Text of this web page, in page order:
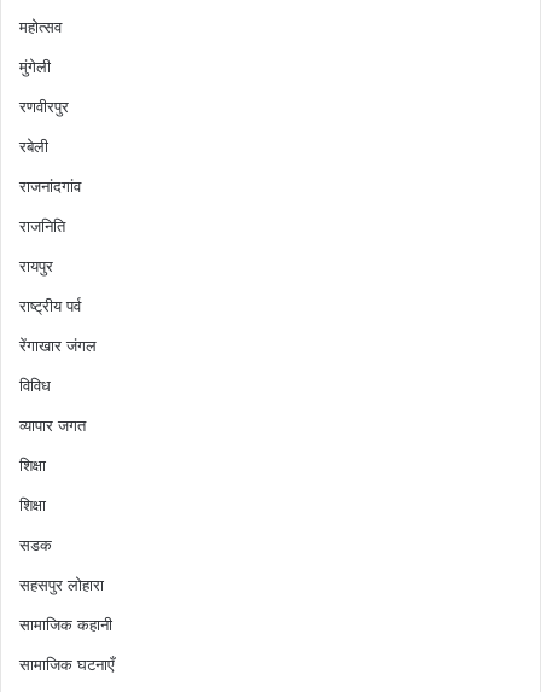
महोत्सव
मुंगेली
रणवीरपुर
रबेली
राजनांदगांव
राजनिति
रायपुर
राष्ट्रीय पर्व
रेंगाखार जंगल
विविध
व्यापार जगत
शिक्षा
शिक्षा
सडक
सहसपुर लोहारा
सामाजिक कहानी
सामाजिक घटनाएँ